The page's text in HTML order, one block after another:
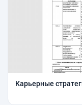
Карьерные